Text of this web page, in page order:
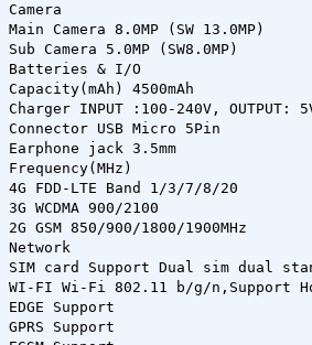
Camera
Main Camera 8.0MP (SW 13.0MP)
Sub Camera 5.0MP (SW8.0MP)
Batteries & I/O
Capacity(mAh) 4500mAh
Charger INPUT :100-240V, OUTPUT:
Connector USB Micro 5Pin
Earphone jack 3.5mm
Frequency(MHz)
4G FDD-LTE Band 1/3/7/8/20
3G WCDMA 900/2100
2G GSM 850/900/1800/1900MHz
Network
SIM card Support Dual sim dual
WI-FI Wi-Fi 802.11 b/g/n,Support
EDGE Support
GPRS Support